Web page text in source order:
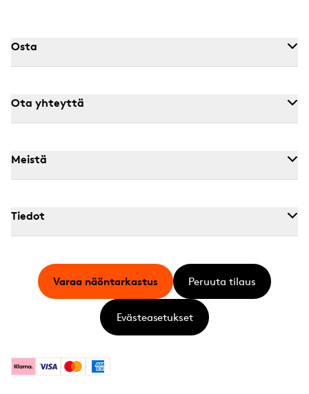
Osta
Ota yhteyttä
Meistä
Tiedot
KlarnaVisa MastercardAmerican Express
Varaa näöntarkastus Peruuta tilaus
Evästeasetukset